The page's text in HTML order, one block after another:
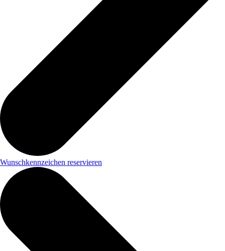
Wunschkennzeichen reservieren